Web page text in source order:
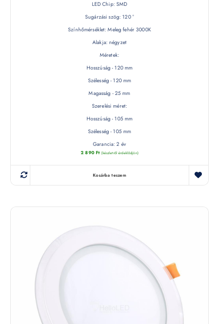
LED Chip: SMD
Sugárzási szög: 120 °
Színhőmérséklet: Meleg fehér 3000K
Alakja: négyzet
Méretek:
Hosszúság - 120 mm
Szélesség - 120 mm
Magasság - 25 mm
Szerelési méret:
Hosszúság - 105 mm
Szélesség - 105 mm
Garancia: 2 év
2 890 Ft (készletről érdeklődjön)
Kosárba teszem